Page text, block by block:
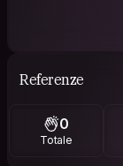
Referenze
0
Totale